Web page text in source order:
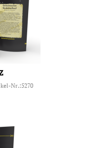
Nr.:5270